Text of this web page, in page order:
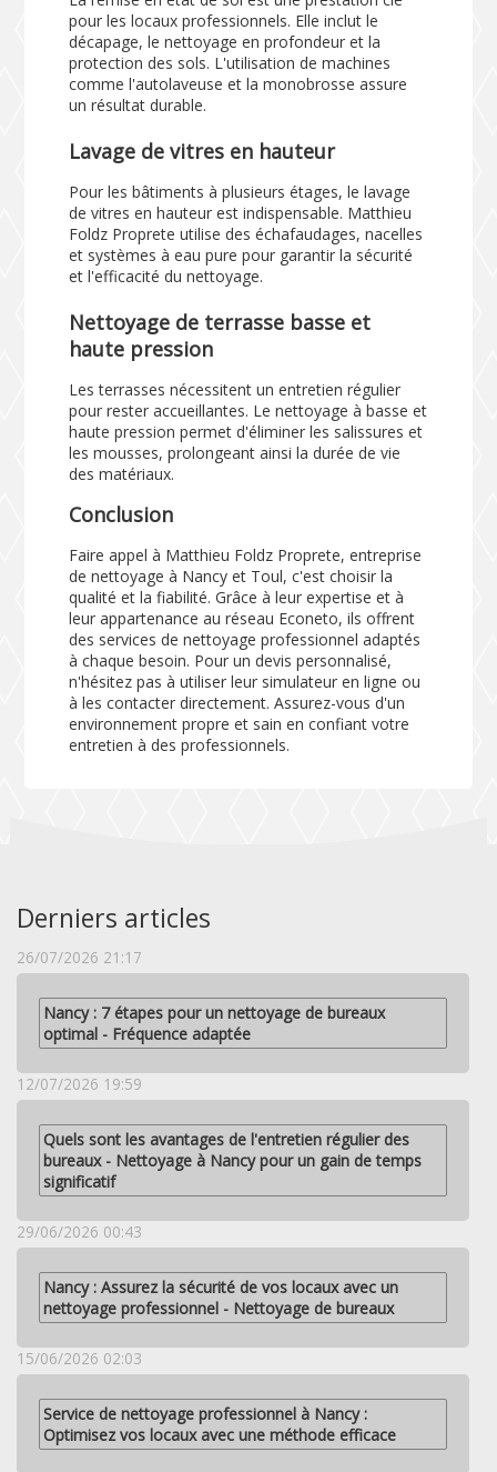
pour les locaux professionnels. Elle inclut le
décapage, le nettoyage en profondeur et la
protection des sols. L'utilisation de machines
comme l'autolaveuse et la monobrosse assure
un résultat durable.
Lavage de vitres en hauteur
Pour les bâtiments à plusieurs étages, le lavage
de vitres en hauteur est indispensable. Matthieu
Foldz Proprete utilise des échafaudages, nacelles
et systèmes à eau pure pour garantir la sécurité
et l'efficacité du nettoyage.
Nettoyage de terrasse basse et
haute pression
Les terrasses nécessitent un entretien régulier
pour rester accueillantes. Le nettoyage à basse et
haute pression permet d'éliminer les salissures et
les mousses, prolongeant ainsi la durée de vie
des matériaux.
Conclusion
Faire appel à Matthieu Foldz Proprete, entreprise
de nettoyage à Nancy et Toul, c'est choisir la
qualité et la fiabilité. Grâce à leur expertise et à
leur appartenance au réseau Econeto, ils offrent
des services de nettoyage professionnel adaptés
à chaque besoin. Pour un devis personnalisé,
n'hésitez pas à utiliser leur simulateur en ligne ou
à les contacter directement. Assurez-vous d'un
environnement propre et sain en confiant votre
entretien à des professionnels.
Derniers articles
26/07/2026 21:17
Nancy : 7 étapes pour un nettoyage de bureaux
optimal - Fréquence adaptée
12/07/2026 19:59
Quels sont les avantages de l'entretien régulier des
bureaux - Nettoyage à Nancy pour un gain de temps
significatif
29/06/2026 00:43
Nancy : Assurez la sécurité de vos locaux avec un
nettoyage professionnel - Nettoyage de bureaux
15/06/2026 02:03
Service de nettoyage professionnel à Nancy :
Optimisez vos locaux avec une méthode efficace